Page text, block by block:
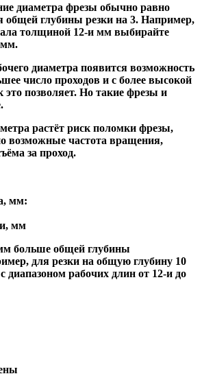
диаметра фрезы обычно равно
общей глубины резки на 3. Например,
толщиной 12-и мм выбирайте
мм.
диаметра появится возможность
число проходов и с более высокой
это позволяет. Но такие фрезы и
растёт риск поломки фрезы,
возможные частота вращения,
за проход.
мм:
мм
больше общей глубины
для резки на общую глубину 10
диапазоном рабочих длин от 12-и до